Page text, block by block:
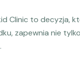
Clinic to decyzja,
zapewnia nie tylko